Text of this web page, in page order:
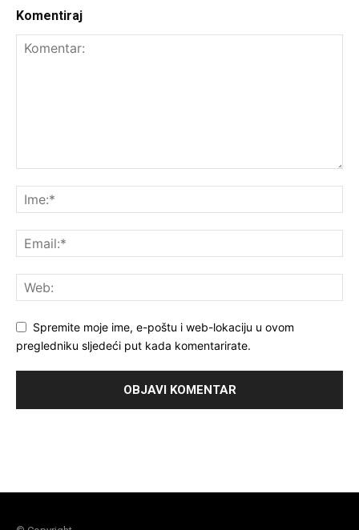
Komentiraj
Spremite moje ime, e-poštu i web-lokaciju u ovom
pregledniku sljedeći put kada komentarirate.